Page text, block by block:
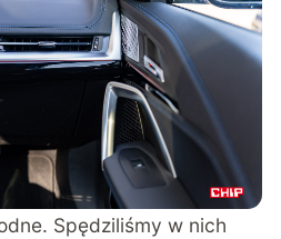
Spędziliśmy w nich